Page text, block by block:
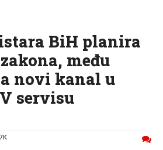
BiH planira
među
novi kanal u
servisu